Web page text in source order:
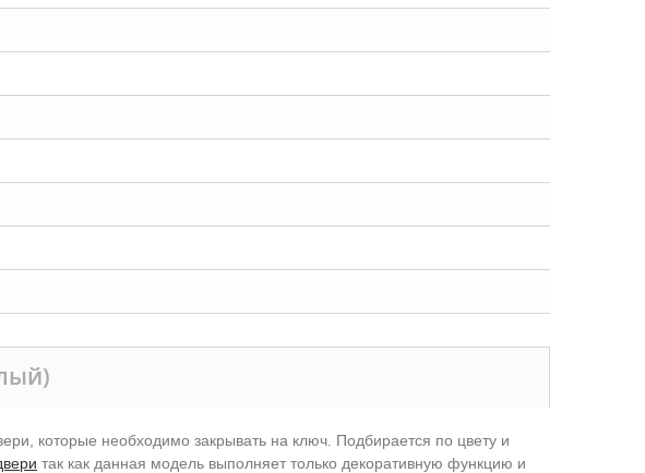
которые необходимо закрывать на ключ. Подбирается по цвету и
так как данная модель выполняет только декоративную функцию и